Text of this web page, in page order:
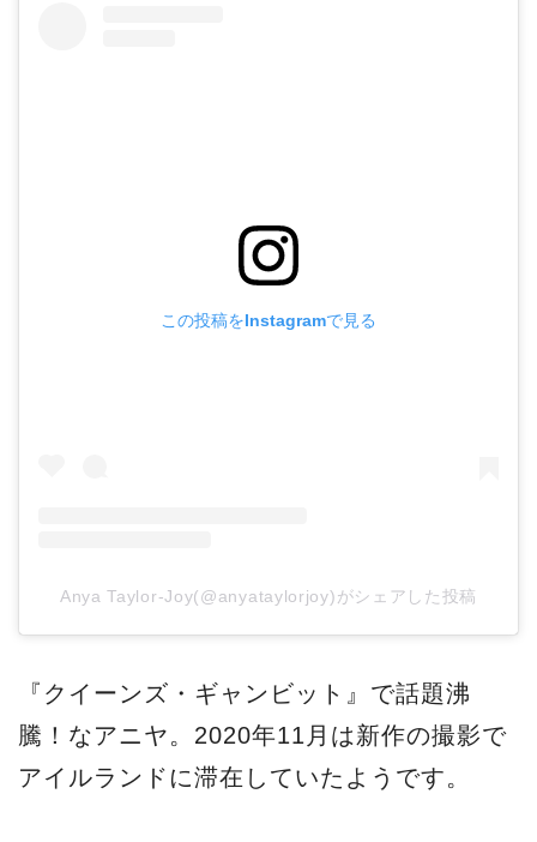
この投稿をInstagramで見る
Anya Taylor-Joy(@anyataylorjoy)がシェアした投稿
『クイーンズ・ギャンビット』で話題沸
騰！なアニヤ。2020年11月は新作の撮影で
アイルランドに滞在していたようです。